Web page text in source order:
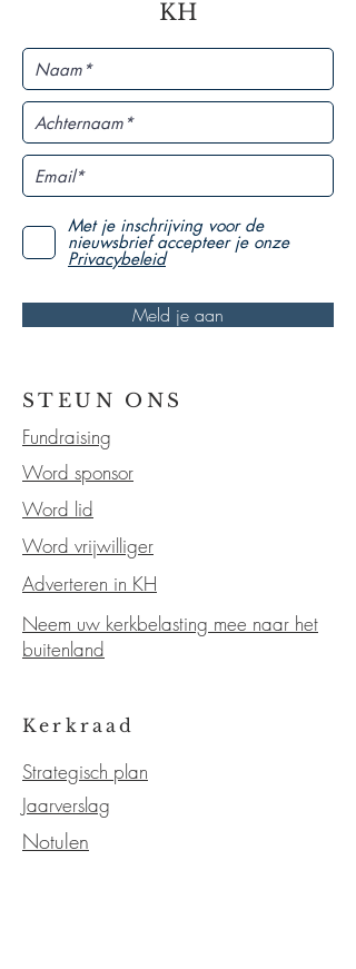
KH
Met je inschrijving voor de
nieuwsbrief accepteer je onze
Privacybeleid
Meld je aan
STEUN ONS
Fundraising
Word sponsor
Word lid
Word vrijwilliger
Adverteren in KH
Neem uw kerkbelasting mee naar het
buitenland
Kerkraad
Strategisch plan
Jaarverslag
Notulen